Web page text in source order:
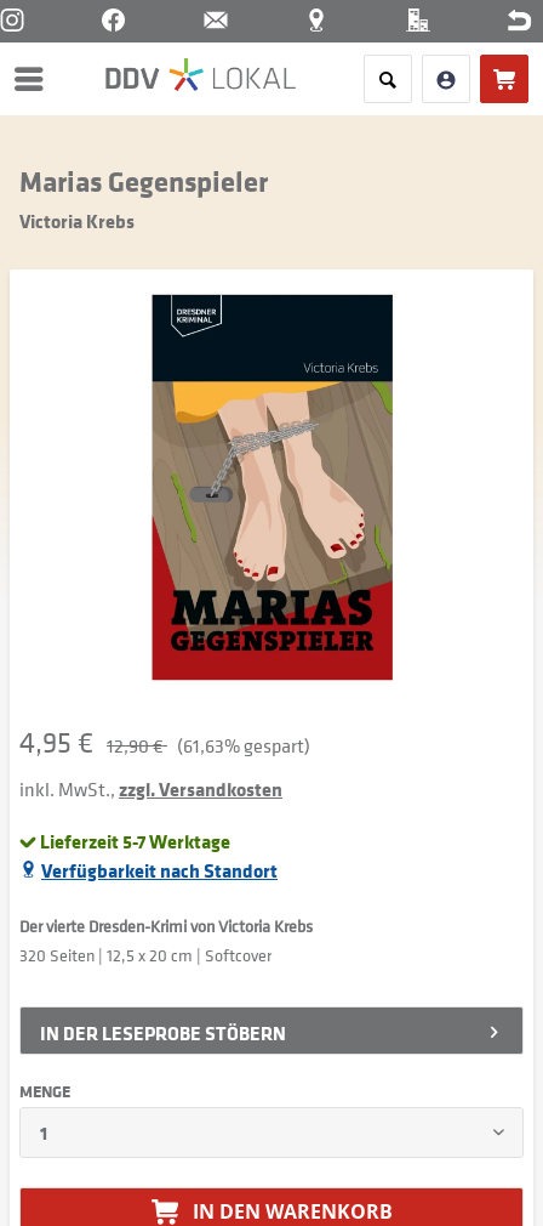
Menü
Marias Gegenspieler
Victoria Krebs
4,95 € 12,90 € (61,63% gespart)
inkl. MwSt.,zzgl. Versandkosten
Lieferzeit 5-7 Werktage
Verfügbarkeit nach Standort
Der vierte Dresden-Krimi von Victoria Krebs
320 Seiten | 12,5 x 20 cm | Softcover
IN DERLESEPROBE STÖBERN
MENGE
IN DEN WARENKORB